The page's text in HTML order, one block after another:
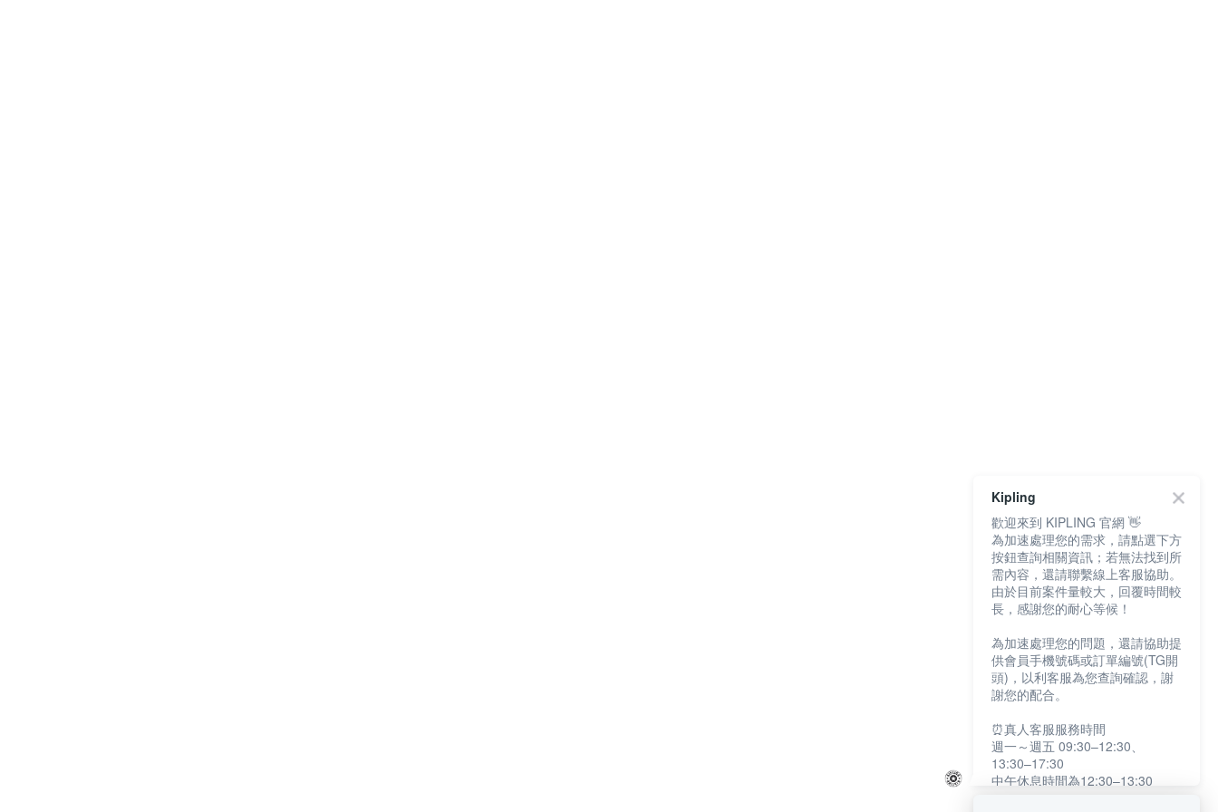
Kipling
歡迎來到 KIPLING 官網 👋
為加速處理您的需求，請點選下方
按鈕查詢相關資訊；若無法找到所
需內容，還請聯繫線上客服協助。
由於目前案件量較大，回覆時間較
長，感謝您的耐心等候！
為加速處理您的問題，還請協助提
供會員手機號碼或訂單編號(TG開
頭)，以利客服為您查詢確認，謝
謝您的配合。
⏰真人客服服務時間
週一～週五 09:30–12:30、
13:30–17:30
中午休息時間為12:30–13:30